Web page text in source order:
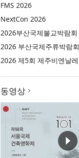
FMS 2026
NextCon 2026
2026부산국제불교박람회
2026 부산국제주류박람회
2026 제5회 제주비엔날레
동영상